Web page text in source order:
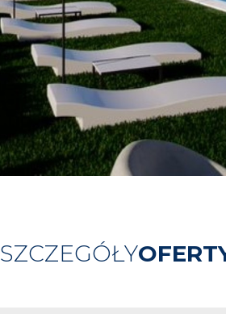
SZCZEGÓŁY